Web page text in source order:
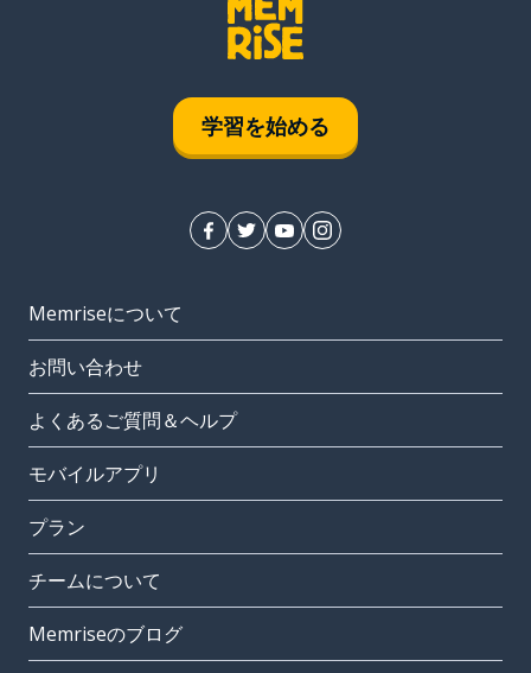
学習を始める
Memriseについて
お問い合わせ
よくあるご質問＆ヘルプ
モバイルアプリ
プラン
チームについて
Memriseのブログ